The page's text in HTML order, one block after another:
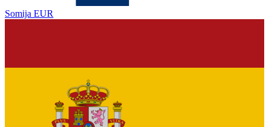
Somija EUR